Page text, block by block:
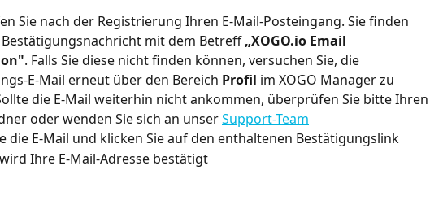
Sie nach der Registrierung Ihren E-Mail-Posteingang. Sie finden
mit dem Betreff „XOGO.io Email
. Falls Sie diese nicht finden können, versuchen Sie, die
E-Mail erneut über den Bereich Profil im XOGO Manager zu
die E-Mail weiterhin nicht ankommen, überprüfen Sie bitte Ihren
oder wenden Sie sich an unser Support-Team
die E-Mail und klicken Sie auf den enthaltenen Bestätigungslink
Ihre E-Mail-Adresse bestätigt